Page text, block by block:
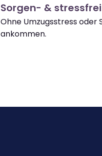
Sorgen- & stressfrei
Ohne Umzugsstress oder
ankommen.